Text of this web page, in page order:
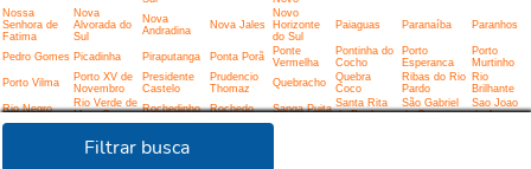
Filtrar busca
Nossa
Senhora de
Fatima
Nova
Alvorada do
Sul
Nova
Andradina
Nova Jales
Novo
Horizonte
do Sul
Paiaguas Paranaíba Paranhos
Pedro Gomes Picadinha Piraputanga Ponta Porã
Ponte
Vermelha
Pontinha do
Cocho
Porto
Esperanca
Porto
Murtinho
Porto Vilma
Porto XV de
Novembro
Presidente
Castelo
Prudencio
Thomaz
Quebracho
Quebra
Coco
Ribas do Rio
Pardo
Rio
Brilhante
Rio Negro
Rio Verde de
Mato Grosso Rochedinho Rochedo Sanga Puita Santa Rita
do Pardo
São Gabriel
do Oeste
Sao Joao
do Apore
Sao Jose do